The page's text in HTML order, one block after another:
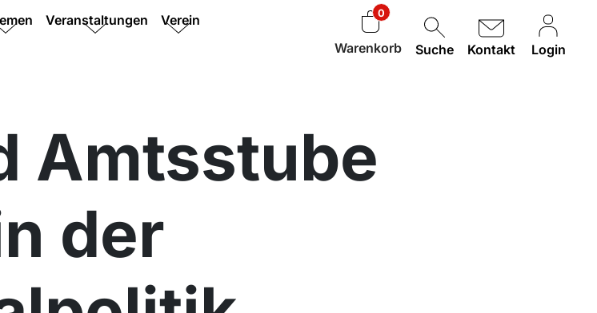
Veranstaltungen Verein 0
Warenkorb Suche Kontakt Login
Amtsstube
der